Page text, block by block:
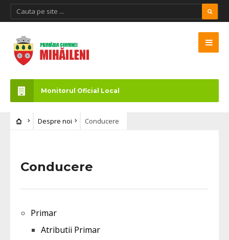
Monitorul Oficial Local
Despre noi Conducere
Conducere
Primar
Atributii Primar